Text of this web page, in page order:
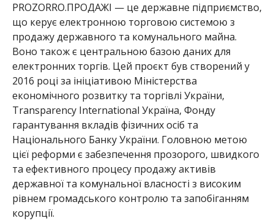
PROZORRO.ПРОДАЖІ — це державне підприємство,
що керує електронною торговою системою з
продажу державного та комунального майна.
Воно також є центральною базою даних для
електронних торгів. Цей проєкт був створений у
2016 році за ініціативою Міністерства
економічного розвитку та торгівлі України,
Transparency International Україна, Фонду
гарантування вкладів фізичних осіб та
Національного Банку України. Головною метою
цієї реформи є забезпечення прозорого, швидкого
та ефективного процесу продажу активів
державної та комунальної власності з високим
рівнем громадського контролю та запобіганням
корупції.